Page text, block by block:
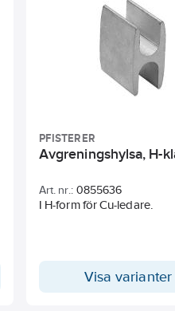
PFISTERER
Avgreningshylsa, H-
Art. nr.: 0855636
I H-form för Cu-ledare.
Visa varianter